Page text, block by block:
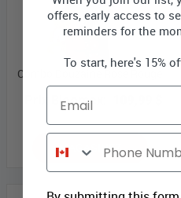
Combo Douzaine Rose Rouge
Prix Bloomex:
MAGASINEZ
offers, early access to
reminders for the
To start, here's 15%
Email
Phone Number